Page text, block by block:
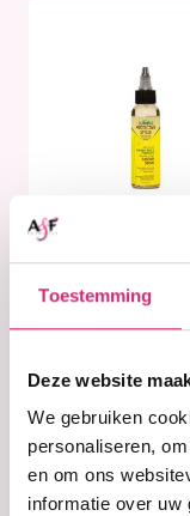
Toestemming
Deze website
We gebruiken
personaliseren,
en om ons
informatie over uw
In stock
Taliah Waajid
Ditch The
And
59 ml
€9,95
€6,95